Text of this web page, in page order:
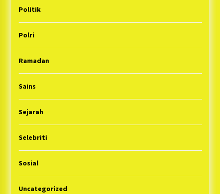
Politik
Polri
Ramadan
Sains
Sejarah
Selebriti
Sosial
Uncategorized